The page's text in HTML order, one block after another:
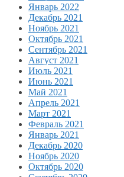
Январь 2022
Декабрь 2021
Ноябрь 2021
Октябрь 2021
Сентябрь 2021
Август 2021
Июль 2021
Июнь 2021
Май 2021
Апрель 2021
Март 2021
Февраль 2021
Январь 2021
Декабрь 2020
Ноябрь 2020
Октябрь 2020